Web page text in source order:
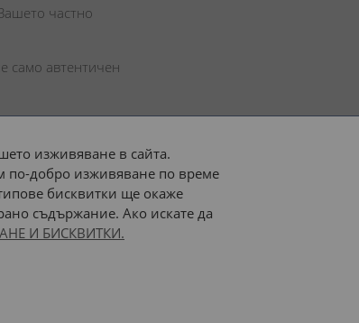
частно
само автентичен
с: или наш транспорт
изживяване в сайта.
по-добро изживяване по време
бисквитки ще окаже
съдържание. Ако искате да
И БИСКВИТКИ.